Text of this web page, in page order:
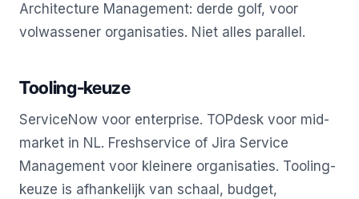
Architecture Management: derde golf, voor
volwassener organisaties. Niet alles parallel.
Tooling-keuze
ServiceNow voor enterprise. TOPdesk voor mid-
market in NL. Freshservice of Jira Service
Management voor kleinere organisaties. Tooling-
keuze is afhankelijk van schaal, budget,